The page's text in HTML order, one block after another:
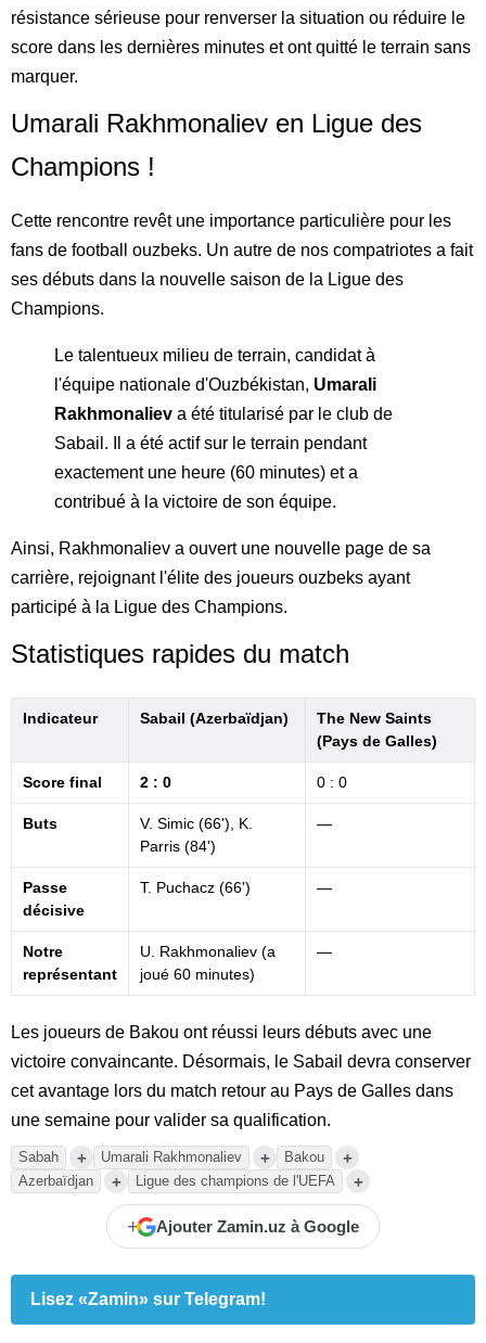
résistance sérieuse pour renverser la situation ou réduire le
score dans les dernières minutes et ont quitté le terrain sans
marquer.
Umarali Rakhmonaliev en Ligue des
Champions !
Cette rencontre revêt une importance particulière pour les
fans de football ouzbeks. Un autre de nos compatriotes a fait
ses débuts dans la nouvelle saison de la Ligue des
Champions.
Le talentueux milieu de terrain, candidat à
l'équipe nationale d'Ouzbékistan, Umarali
Rakhmonaliev a été titularisé par le club de
Sabail. Il a été actif sur le terrain pendant
exactement une heure (60 minutes) et a
contribué à la victoire de son équipe.
Ainsi, Rakhmonaliev a ouvert une nouvelle page de sa
carrière, rejoignant l'élite des joueurs ouzbeks ayant
participé à la Ligue des Champions.
Statistiques rapides du match
Indicateur Sabail (Azerbaïdjan)
The New Saints
(Pays de Galles)
Score final 2 : 0 0 : 0
Buts
V. Simic (66'), K.
Parris (84')
—
Passe
décisive
T. Puchacz (66') —
Notre
représentant
U. Rakhmonaliev (a
joué 60 minutes)
—
Les joueurs de Bakou ont réussi leurs débuts avec une
victoire convaincante. Désormais, le Sabail devra conserver
cet avantage lors du match retour au Pays de Galles dans
une semaine pour valider sa qualification.
Sabah + Umarali Rakhmonaliev + Bakou +
Azerbaïdjan + Ligue des champions de l'UEFA +
+ Ajouter Zamin.uz à Google
Lisez «Zamin» sur Telegram!